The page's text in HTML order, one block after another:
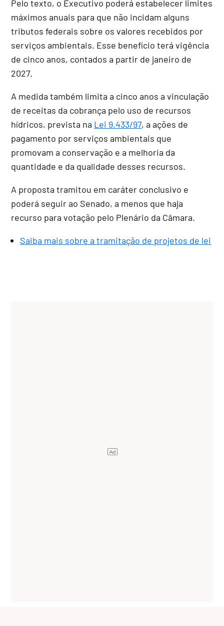
Pelo texto, o Executivo poderá estabelecer limites
máximos anuais para que não incidam alguns
tributos federais sobre os valores recebidos por
serviços ambientais. Esse benefício terá vigência
de cinco anos, contados a partir de janeiro de
2027.
A medida também limita a cinco anos a vinculação
de receitas da cobrança pelo uso de recursos
hídricos, prevista na Lei 9.433/97, a ações de
pagamento por serviços ambientais que
promovam a conservação e a melhoria da
quantidade e da qualidade desses recursos.
A proposta tramitou em caráter conclusivo e
poderá seguir ao Senado, a menos que haja
recurso para votação pelo Plenário da Câmara.
Saiba mais sobre a tramitação de projetos de lei